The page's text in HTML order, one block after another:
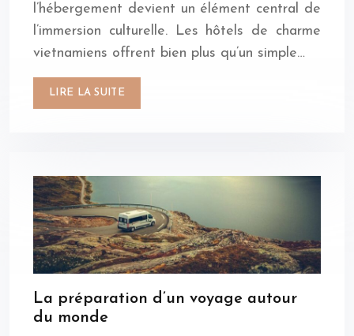
l’hébergement devient un élément central de
l’immersion culturelle. Les hôtels de charme
vietnamiens offrent bien plus qu’un simple…
LIRE LA SUITE
La préparation d’un voyage autour
du monde